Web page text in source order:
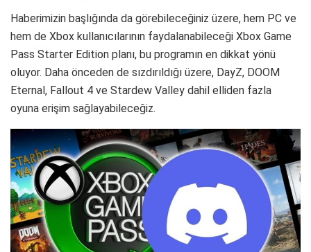
Haberimizin başlığında da görebileceğiniz üzere, hem PC ve
hem de Xbox kullanıcılarının faydalanabileceği Xbox Game
Pass Starter Edition planı, bu programın en dikkat yönü
oluyor. Daha önceden de sızdırıldığı üzere, DayZ, DOOM
Eternal, Fallout 4 ve Stardew Valley dahil elliden fazla
oyuna erişim sağlayabileceğiz.